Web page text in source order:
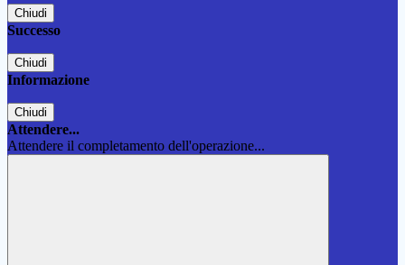
Chiudi
Successo
Chiudi
Informazione
Chiudi
Attendere...
Attendere il completamento dell'operazione...